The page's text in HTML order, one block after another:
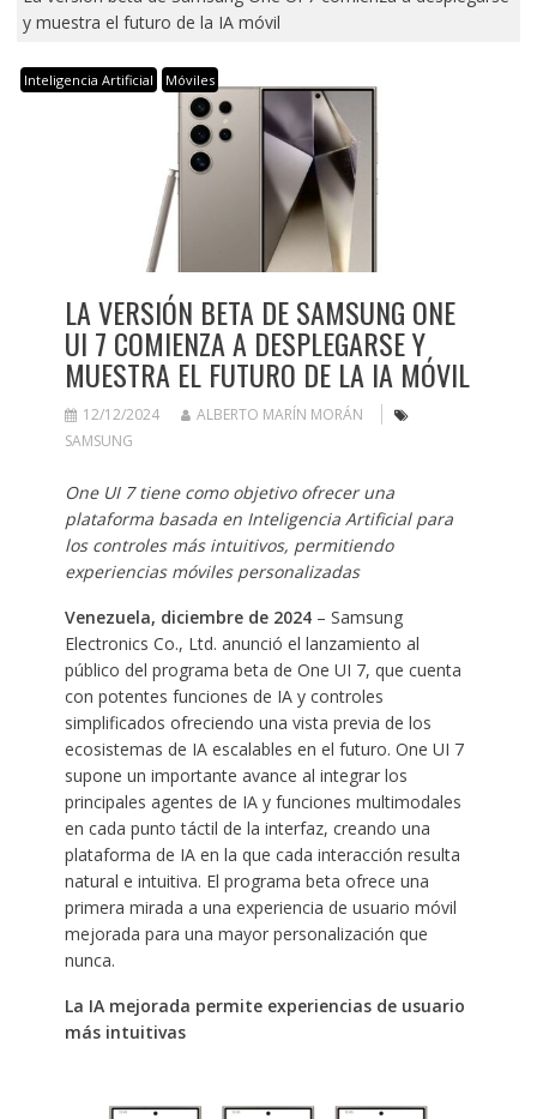
y muestra el futuro de la IA móvil
Inteligencia Artificial Móviles
LA VERSIÓN BETA DE SAMSUNG ONE
UI 7 COMIENZA A DESPLEGARSE Y
MUESTRA EL FUTURO DE LA IA MÓVIL
12/12/2024
ALBERTO MARÍN MORÁN
SAMSUNG
One UI 7 tiene como objetivo ofrecer una
plataforma basada en Inteligencia Artificial para
los controles más intuitivos, permitiendo
experiencias móviles personalizadas
Venezuela, diciembre de 2024– Samsung
Electronics Co., Ltd. anunció el lanzamiento al
público del programa beta de One UI 7, que cuenta
con potentes funciones de IA y controles
simplificados ofreciendo una vista previa de los
ecosistemas de IA escalables en el futuro. One UI 7
supone un importante avance al integrar los
principales agentes de IA y funciones multimodales
en cada punto táctil de la interfaz, creando una
plataforma de IA en la que cada interacción resulta
natural e intuitiva. El programa beta ofrece una
primera mirada a una experiencia de usuario móvil
mejorada para una mayor personalización que
nunca.
La IA mejorada permite experiencias de usuario
más intuitivas